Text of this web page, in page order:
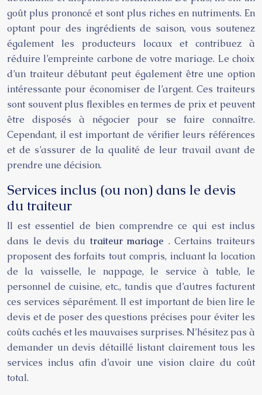
goût plus prononcé et sont plus riches en nutriments. En
optant pour des ingrédients de saison, vous soutenez
également les producteurs locaux et contribuez à
réduire l’empreinte carbone de votre mariage. Le choix
d’un traiteur débutant peut également être une option
intéressante pour économiser de l’argent. Ces traiteurs
sont souvent plus flexibles en termes de prix et peuvent
être disposés à négocier pour se faire connaître.
Cependant, il est important de vérifier leurs références
et de s’assurer de la qualité de leur travail avant de
prendre une décision.
Services inclus (ou non) dans le devis
du traiteur
Il est essentiel de bien comprendre ce qui est inclus
dans le devis du traiteur mariage . Certains traiteurs
proposent des forfaits tout compris, incluant la location
de la vaisselle, le nappage, le service à table, le
personnel de cuisine, etc., tandis que d’autres facturent
ces services séparément. Il est important de bien lire le
devis et de poser des questions précises pour éviter les
coûts cachés et les mauvaises surprises. N’hésitez pas à
demander un devis détaillé listant clairement tous les
services inclus afin d’avoir une vision claire du coût
total.